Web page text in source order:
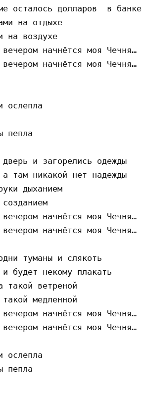
осталось долларов  в банке
на отдыхе
на воздухе
начнётся моя Чечня…
начнётся моя Чечня…
ослепла
пепла
и загорелись одежды
там никакой нет надежды
дыханием
начнётся моя Чечня…
начнётся моя Чечня…
туманы и слякоть
будет некому плакать
такой ветреной
медленной
начнётся моя Чечня…
начнётся моя Чечня…
ослепла